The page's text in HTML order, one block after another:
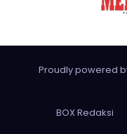
Proudly powered
BOX Redaksi